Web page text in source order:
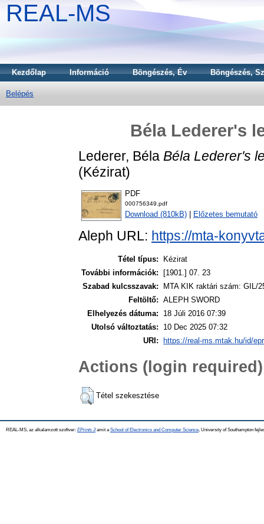
REAL-MS
Kezdőlap Információ Böngészés, Év Böngészés,
Belépés
Béla Lederer's
Lederer, Béla Béla Lederer's
(Kézirat)
PDF
000756349.pdf
Download (810kB) Előzetes bemutató
Aleph URL: https://mta-
Tétel típus:
Kézirat
További információk:
[1901.] 07. 23
Szabad kulcsszavak:
MTA KIK raktári szám: GIL/
Feltöltő: ALEPH SWORD
Elhelyezés dátuma:
18 Júli 2016 07:39
Utolsó változtatás:
10 Dec 2025 07:32
URI:
https://real-ms.mtak.hu/id/
Actions (login required)
Tétel szekesztése
REAL-MS, az alkalamzott szoftver: EPrints 3amit a School of Electronics and Computer Science , University of Southampton